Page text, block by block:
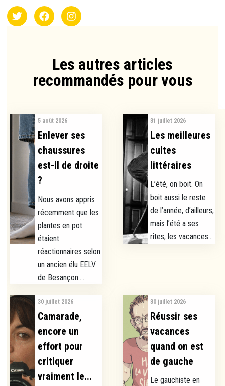
Les autres articles
recommandés pour vous​
5 août 2026
Enlever ses
chaussures
est-il de droite
?
Nous avons appris
récemment que les
plantes en pot
étaient
réactionnaires selon
un ancien élu EELV
de Besançon....
31 juillet 2026
Les meilleures
cuites
littéraires
L’été, on boit. On
boit aussi le reste
de l’année, d’ailleurs,
mais l’été a ses
rites, les vacances...
30 juillet 2026
Camarade,
encore un
effort pour
critiquer
vraiment le...
30 juillet 2026
Réussir ses
vacances
quand on est
de gauche
Le gauchiste en